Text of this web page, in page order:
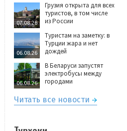
07.08.26
Грузия открыта для всех
туристов, в том числе
из России
06.08.26
Туристам на заметку: в
Турции жара и нет
дождей
06.08.26
В Беларуси запустят
электробусы между
городами
Читать все новости